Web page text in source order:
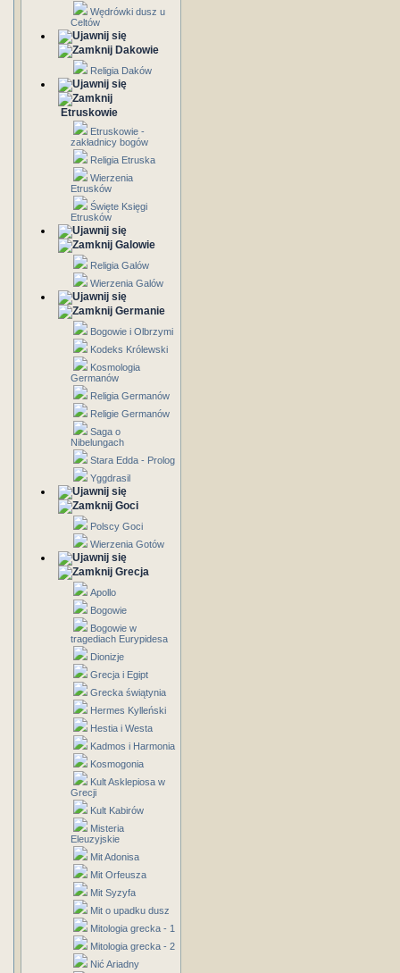
Wędrówki dusz u
Celtów
Dakowie
Religia Daków
Etruskowie
Etruskowie -
zakładnicy bogów
Religia Etruska
Wierzenia
Etrusków
Święte Księgi
Etrusków
Galowie
Religia Galów
Wierzenia Galów
Germanie
Bogowie i Olbrzymi
Kodeks Królewski
Kosmologia
Germanów
Religia Germanów
Religie Germanów
Saga o
Nibelungach
Stara Edda - Prolog
Yggdrasil
Goci
Polscy Goci
Wierzenia Gotów
Grecja
Apollo
Bogowie
Bogowie w
tragediach Eurypidesa
Dionizje
Grecja i Egipt
Grecka świątynia
Hermes Kylleński
Hestia i Westa
Kadmos i Harmonia
Kosmogonia
Kult Asklepiosa w
Grecji
Kult Kabirów
Misteria
Eleuzyjskie
Mit Adonisa
Mit Orfeusza
Mit Syzyfa
Mit o upadku dusz
Mitologia grecka - 1
Mitologia grecka - 2
Nić Ariadny